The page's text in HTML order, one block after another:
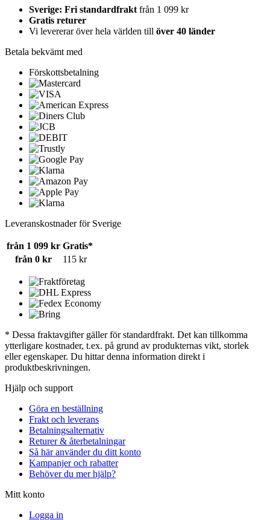
Sverige: Fri standardfrakt från 1 099 kr
Gratis returer
Vi levererar över hela världen till över 40 länder
Betala bekvämt med
Förskottsbetalning
Leveranskostnader för Sverige
från 1 099 kr Gratis*
från 0 kr
115 kr
* Dessa fraktavgifter gäller för standardfrakt. Det kan tillkomma
ytterligare kostnader, t.ex. på grund av produkternas vikt, storlek
eller egenskaper. Du hittar denna information direkt i
produktbeskrivningen.
Hjälp och support
Göra en beställning
Frakt och leverans
Betalningsalternativ
Returer & återbetalningar
Så här använder du ditt konto
Kampanjer och rabatter
Behöver du mer hjälp?
Mitt konto
Logga in